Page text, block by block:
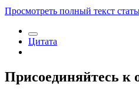
Просмотреть полный текст
Цитата
Присоединяйтесь к